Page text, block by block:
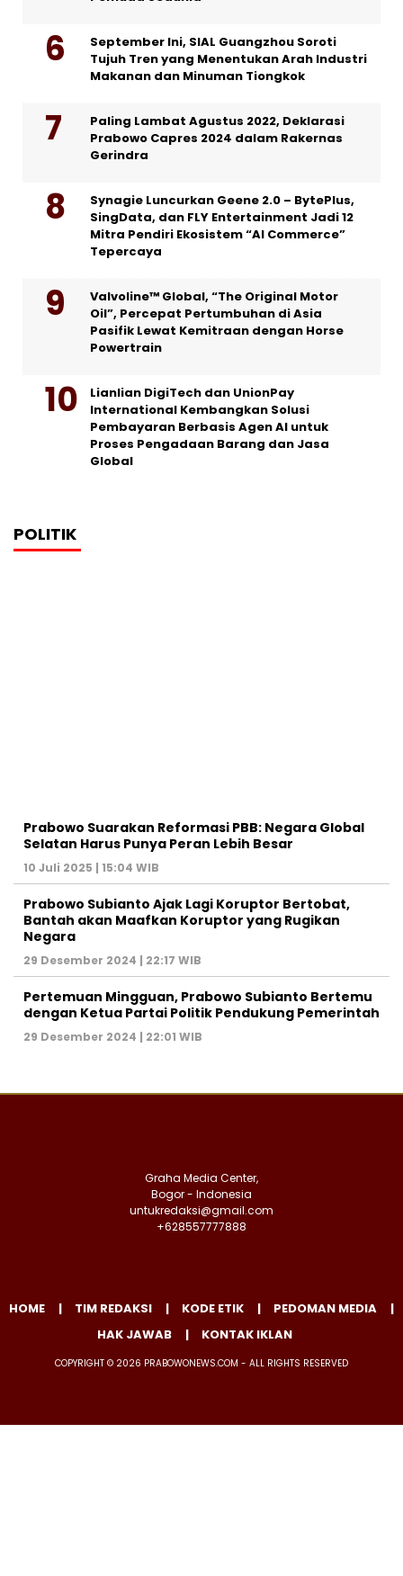
September Ini, SIAL Guangzhou Soroti
Tujuh Tren yang Menentukan Arah Industri
Makanan dan Minuman Tiongkok
Paling Lambat Agustus 2022, Deklarasi
Prabowo Capres 2024 dalam Rakernas
Gerindra
Synagie Luncurkan Geene 2.0 – BytePlus,
SingData, dan FLY Entertainment Jadi 12
Mitra Pendiri Ekosistem “AI Commerce”
Tepercaya
Valvoline™ Global, “The Original Motor
Oil”, Percepat Pertumbuhan di Asia
Pasifik Lewat Kemitraan dengan Horse
Powertrain
Lianlian DigiTech dan UnionPay
International Kembangkan Solusi
Pembayaran Berbasis Agen AI untuk
Proses Pengadaan Barang dan Jasa
Global
POLITIK
Prabowo Suarakan Reformasi PBB: Negara Global
Selatan Harus Punya Peran Lebih Besar
10 Juli 2025 | 15:04 WIB
Prabowo Subianto Ajak Lagi Koruptor Bertobat,
Bantah akan Maafkan Koruptor yang Rugikan
Negara
29 Desember 2024 | 22:17 WIB
Pertemuan Mingguan, Prabowo Subianto Bertemu
dengan Ketua Partai Politik Pendukung Pemerintah
29 Desember 2024 | 22:01 WIB
Graha Media Center,
Bogor - Indonesia
untukredaksi@gmail.com
+628557777888
HOME TIM REDAKSI KODE ETIK
PEDOMAN MEDIA
HAK JAWAB
KONTAK IKLAN
COPYRIGHT © 2026 PRABOWONEWS.COM - ALL RIGHTS RESERVED